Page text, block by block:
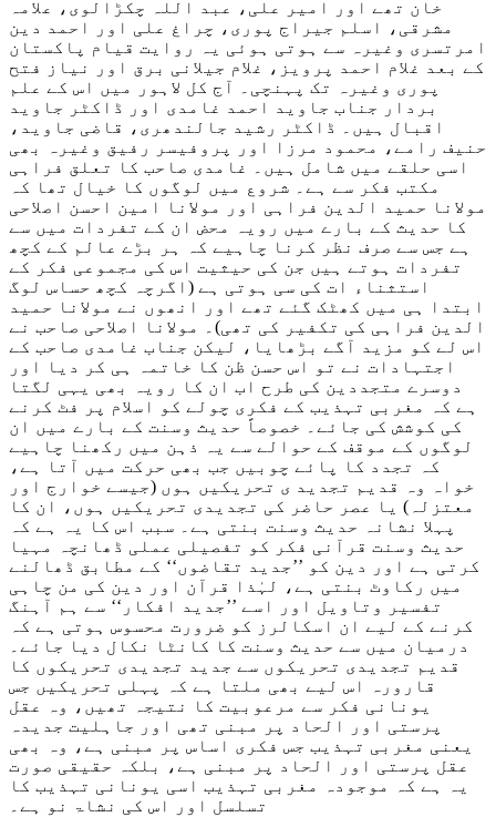
خان تھے اور امیر علی، عبد اللہ چکڑالوی، علامہ
مشرقی، اسلم جیراج پوری، چراغ علی اور احمد دین
امرتسری وغیرہ سے ہوتی ہوئی یہ روایت قیام پاکستان
کے بعد غلام احمد پرویز، غلام جیلانی برق اور نیاز فتح
پوری وغیرہ تک پہنچی۔ آج کل لاہور میں اس کے علم
بردار جناب جاوید احمد غامدی اور ڈاکٹر جاوید
اقبال ہیں۔ ڈاکٹر رشید جالندھری، قاضی جاوید،
حنیف رامے، محمود مرزا اور پروفیسر رفیق وغیرہ بھی
اسی حلقے میں شامل ہیں۔ غامدی صاحب کا تعلق فراہی
مکتب فکر سے ہے۔ شروع میں لوگوں کا خیال تھا کہ
مولانا حمید الدین فراہی اور مولانا امین احسن اصلاحی
کا حدیث کے بارے میں رویہ محض ان کے تفردات میں سے
ہے جس سے صرف نظر کرنا چاہیے کہ ہر بڑے عالم کے کچھ
تفردات ہوتے ہیں جن کی حیثیت اس کی مجموعی فکر کے
استثناء ات کی سی ہوتی ہے (اگرچہ کچھ حساس لوگ
ابتدا ہی میں کھٹک گئے تھے اور انھوں نے مولانا حمید
الدین فراہی کی تکفیر کی تھی)۔ مولانا اصلاحی صاحب نے
اس لے کو مزید آگے بڑھایا، لیکن جناب غامدی صاحب کے
اجتہادات نے تو اس حسن ظن کا خاتمہ ہی کر دیا اور
دوسرے متجددین کی طرح اب ان کا رویہ بھی یہی لگتا
ہے کہ مغربی تہذیب کے فکری چولے کو اسلام پر فٹ کرنے
کی کوشش کی جائے۔ خصوصاً حدیث وسنت کے بارے میں ان
لوگوں کے موقف کے حوالے سے یہ ذہن میں رکھنا چاہیے
کہ تجدد کا پائے چوبیں جب بھی حرکت میں آتا ہے،
خواہ وہ قدیم تجدید ی تحریکیں ہوں (جیسے خوارج اور
معتزلہ) یا عصر حاضر کی تجدیدی تحریکیں ہوں، ان کا
پہلا نشانہ حدیث وسنت بنتی ہے۔ سبب اس کا یہ ہے کہ
حدیث وسنت قرآنی فکر کو تفصیلی عملی ڈھانچہ مہیا
کرتی ہے اور دین کو ’’جدید تقاضوں‘‘ کے مطابق ڈھالنے
میں رکاوٹ بنتی ہے، لہٰذا قرآن اور دین کی من چاہی
تفسیر وتاویل اور اسے ’’جدید افکار‘‘ سے ہم آہنگ
کرنے کے لیے ان اسکالرز کو ضرورت محسوس ہوتی ہے کہ
درمیان میں سے حدیث وسنت کا کانٹا نکال دیا جائے۔
قدیم تجدیدی تحریکوں سے جدید تجدیدی تحریکوں کا
قارورہ اس لیے بھی ملتا ہے کہ پہلی تحریکیں جس
یونانی فکر سے مرعوبیت کا نتیجہ تھیں، وہ عقل
پرستی اور الحاد پر مبنی تھی اور جاہلیت جدیدہ
یعنی مغربی تہذیب جس فکری اساس پر مبنی ہے، وہ بھی
عقل پرستی اور الحاد پر مبنی ہے، بلکہ حقیقی صورت
یہ ہے کہ موجودہ مغربی تہذیب اسی یونانی تہذیب کا
تسلسل اور اس کی نشاۃ نو ہے۔